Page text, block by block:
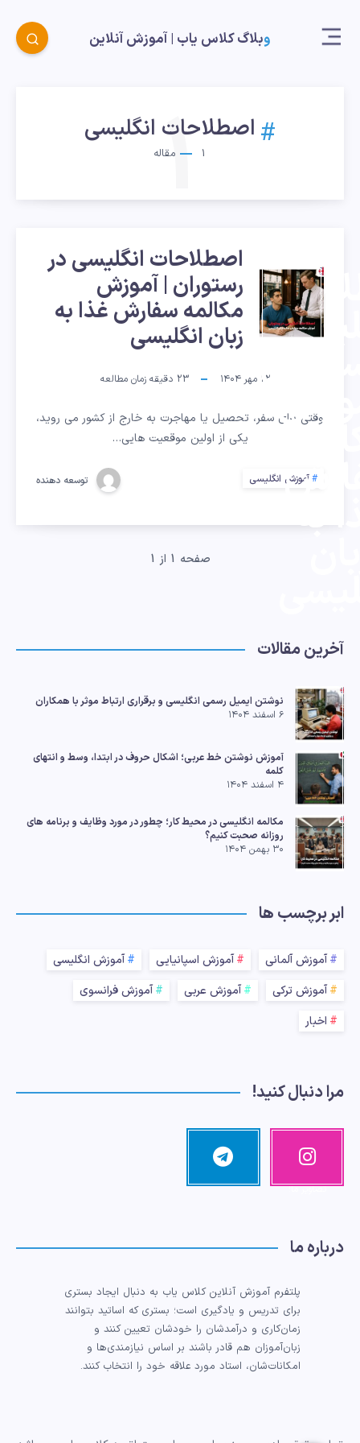
وبلاگ کلاس یاب |‌ آموزش آنلاین
اصطلاحات انگلیسی
1 مقاله
1
به
اصطلاحات انگلیسی در
رستوران | آموزش
مکالمه سفارش غذا به
زبان انگلیسی
۲۲ مهر ۱۴۰۴ 23 دقیقه زمان مطالعه
وقتی برای سفر، تحصیل یا مهاجرت به خارج از کشور می روید،
یکی از اولین موقعیت هایی…
آموزش انگلیسی توسعه دهنده
صفحه 1 از 1
آخرین مقالات
نوشتن ایمیل رسمی انگلیسی و برقراری ارتباط موثر با همکاران
۶ اسفند ۱۴۰۴
آموزش نوشتن خط عربی؛ اشکال حروف در ابتدا، وسط و انتهای
کلمه
۴ اسفند ۱۴۰۴
مکالمه انگلیسی در محیط کار؛ چطور در مورد وظایف و برنامه های
روزانه صحبت کنیم؟
۳۰ بهمن ۱۴۰۴
ابر برچسب ها
آموزش آلمانی آموزش اسپانیایی
آموزش انگلیسی
آموزش ترکی
آموزش عربی
آموزش فرانسوی
اخبار
مرا دنبال کنید!
اینستاگرا
م
تصاویر ما!
تلگرام
مرا دنبال کنید!
درباره ما
پلتفرم آموزش آنلاین کلاس یاب به دنبال ایجاد بستری
برای تدریس و یادگیری است؛ بستری که اساتید بتوانند
زمان‌کاری و درآمدشان را خودشان تعیین کنند و
زبان‌آموزان هم قادر باشند بر اساس نیازمندی‌ها و
امکانات‌شان، استاد مورد علاقه خود را انتخاب کنند.